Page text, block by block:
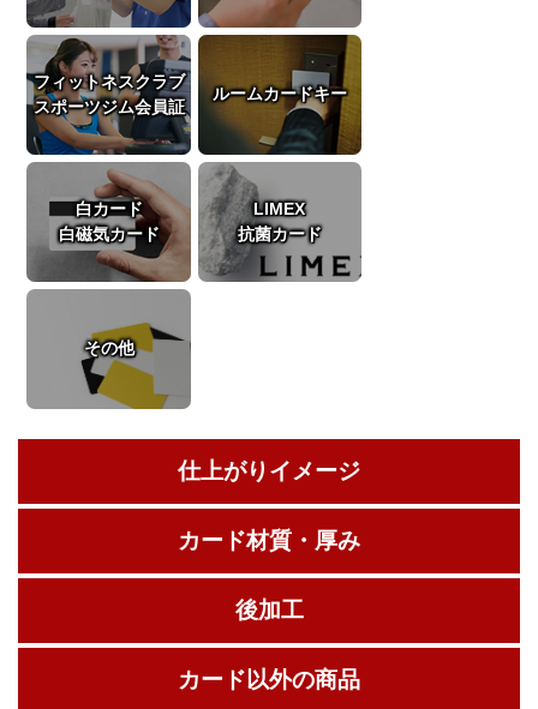
フィットネスクラブ
スポーツジム会員証
ルームカードキー
白カード
白磁気カード
LIMEX
抗菌カード
その他
仕上がりイメージ
カード材質・厚み
後加工
カード以外の商品